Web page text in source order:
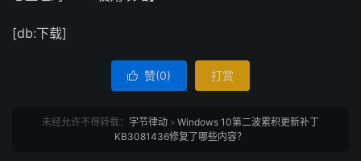
[db:下载]
 赞(0) 打赏
未经允许不得转载： 字节律动 » Windows 10第二波累积更新补丁
KB3081436修复了哪些内容？